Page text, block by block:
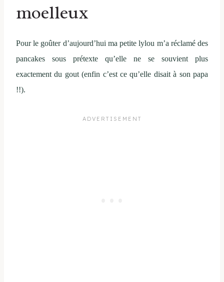
moelleux
Pour le goûter d’aujourd’hui ma petite lylou m’a réclamé des
pancakes sous prétexte qu’elle ne se souvient plus
exactement du gout (enfin c’est ce qu’elle disait à son papa
!!).